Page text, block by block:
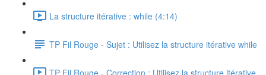
La structure itérative : while (4:14)
TP Fil Rouge - Sujet : Utilisez la structure itérative while
TP Fil Rouge - Correction : Utilisez la structure itérative